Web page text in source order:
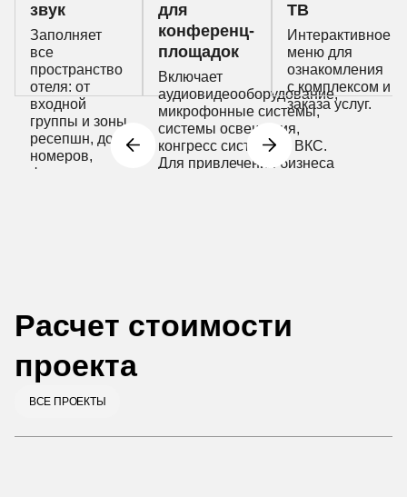
звук
Заполняет
все
пространство
отеля: от
входной
группы и зоны
ресепшн, до
номеров,
фитнес зала и
для
конференц-
площадок
Включает
аудиовидеооборудование,
микрофонные системы,
системы освещения,
конгресс системы и ВКС.
Для привлечения бизнеса
ТВ
Интерактивное
меню для
ознакомления
с комплексом и
заказа услуг.
Расчет стоимости
проекта
ВСЕ ПРОЕКТЫ